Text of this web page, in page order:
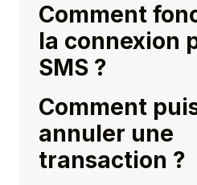
Comment
la connexion
SMS ?
Comment
annuler une
transaction ?